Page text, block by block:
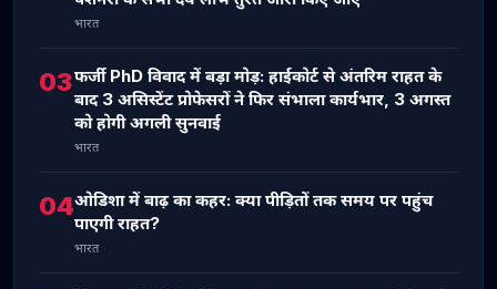
भारत
03फर्जी PhD विवाद में बड़ा मोड़: हाईकोर्ट से अंतरिम राहत के
बाद 3 असिस्टेंट प्रोफेसरों ने फिर संभाला कार्यभार, 3 अगस्त
को होगी अगली सुनवाई
भारत
04ओडिशा में बाढ़ का कहर: क्या पीड़ितों तक समय पर पहुंच
पाएगी राहत?
भारत